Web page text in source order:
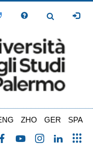
Toggle
ZHO GER SPA